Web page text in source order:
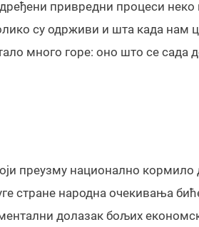
привредни процеси
су одрживи и шта када нам
много горе: оно што се
преузму национално
стране народна очекивања
долазак бољих